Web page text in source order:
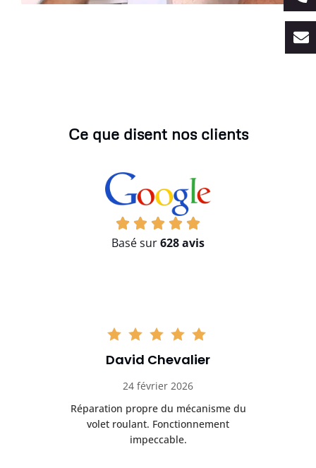
Ce que disent nos clients
Basé sur628 avis
David Chevalier
24 février 2026
Réparation propre du mécanisme du
volet roulant. Fonctionnement
impeccable.